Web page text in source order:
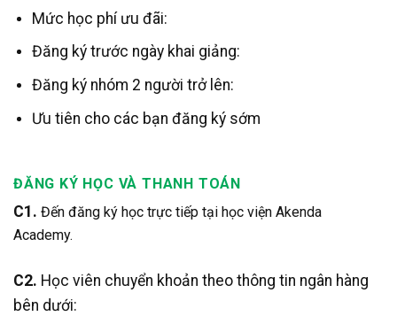
Mức học phí ưu đãi:
Đăng ký trước ngày khai giảng:
Đăng ký nhóm 2 người trở lên:
Ưu tiên cho các bạn đăng ký sớm
ĐĂNG KÝ HỌC VÀ THANH TOÁN
C1. Đến đăng ký học trực tiếp tại học viện Akenda
Academy.
C2. Học viên chuyển khoản theo thông tin ngân hàng
bên dưới: